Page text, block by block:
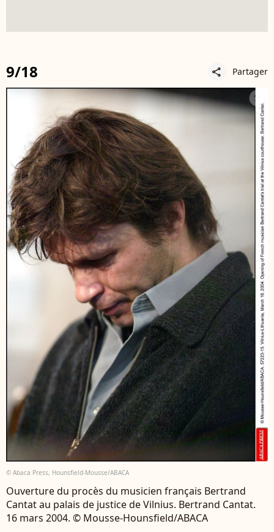
9/18 share Partager
© Abaca Press, Hounsfield-Mousse/ABACA
Ouverture du procès du musicien français Bertrand
Cantat au palais de justice de Vilnius. Bertrand Cantat.
16 mars 2004. © Mousse-Hounsfield/ABACA